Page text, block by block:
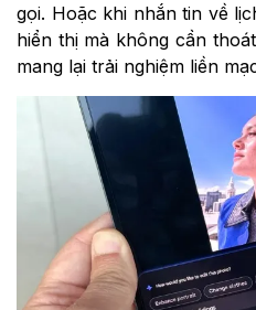
gọi. Hoặc khi nhắn tin về
hiển thị mà không cần
mang lại trải nghiệm liền